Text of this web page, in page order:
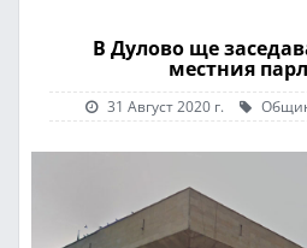
В Дулово ще
местния
31 Август 2020 г.